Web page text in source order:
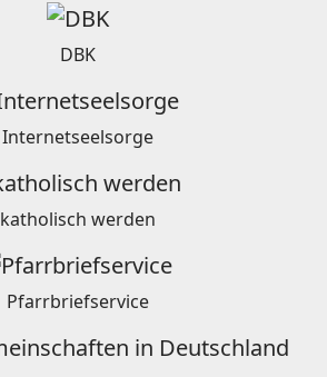
DBK
Internetseelsorge
katholisch werden
Pfarrbriefservice